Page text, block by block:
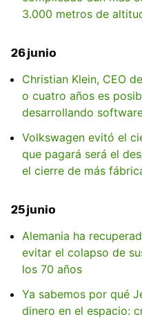
3.000 metros de
26 junio
Christian Klein, CEO
o cuatro años es
desarrollando
Volkswagen evitó el
que pagará será el
el cierre de más
25 junio
Alemania ha
evitar el colapso de
los 70 años
Ya sabemos por qué
dinero en el espacio: